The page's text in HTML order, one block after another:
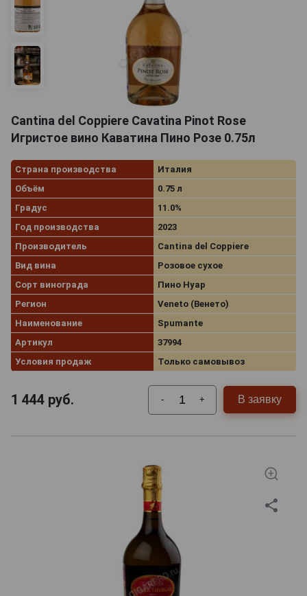
Cantina del Coppiere Cavatina Pinot Rose
Игристое вино Каватина Пино Розе 0.75л
Страна производства
Италия
Объём
0.75 л
Градус
11.0%
Год производства
2023
Производитель
Cantina del Coppiere
Вид вина
Розовое сухое
Сорт винограда
Пино Нуар
Регион
Veneto (Венето)
Наименование
Spumante
Артикул
37994
Условия продаж
Только самовывоз
1 444 руб. - + В заявку